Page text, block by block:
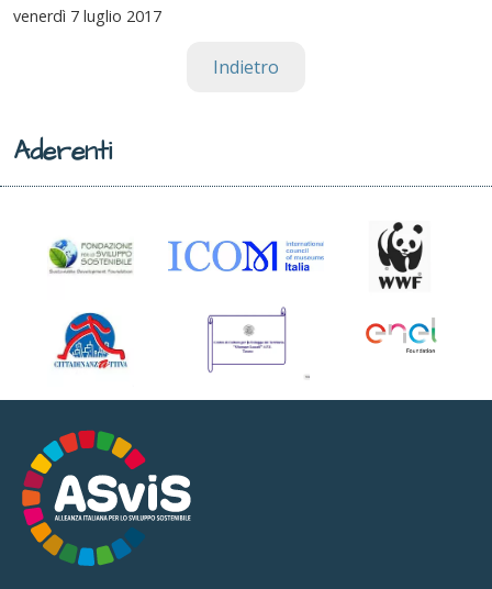
venerdì 7 luglio 2017
Indietro
Aderenti